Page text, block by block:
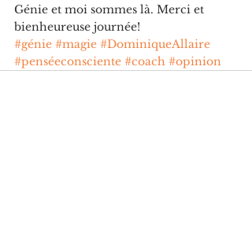
Génie et moi sommes là. Merci et
bienheureuse journée!
#génie #magie #DominiqueAllaire
#penséeconsciente #coach #opinion